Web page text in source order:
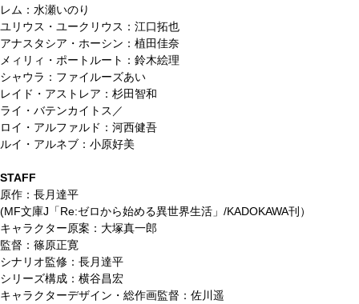
レム：水瀬いのり
ユリウス・ユークリウス：江口拓也
アナスタシア・ホーシン：植田佳奈
メィリィ・ポートルート：鈴木絵理
シャウラ：ファイルーズあい
レイド・アストレア：杉田智和
ライ・バテンカイトス／
ロイ・アルファルド：河西健吾
ルイ・アルネブ：小原好美
STAFF
原作：長月達平
(MF文庫J「Re:ゼロから始める異世界生活」/KADOKAWA刊）
キャラクター原案：大塚真一郎
監督：篠原正寛
シナリオ監修：長月達平
シリーズ構成：横谷昌宏
キャラクターデザイン・総作画監督：佐川遥